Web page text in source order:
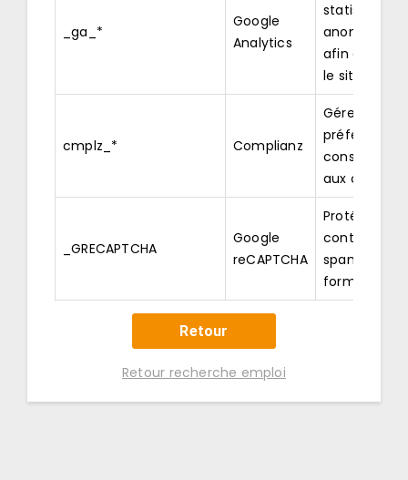
_ga_*
Google
Analytics
statistiques
afin
le site
cmplz_* Complianz
Gérer les
préférences
aux cookies
_GRECAPTCHA
Google
reCAPTCHA
Protéger le
contre les
spams via
formulaires
Retour
Retour recherche emploi